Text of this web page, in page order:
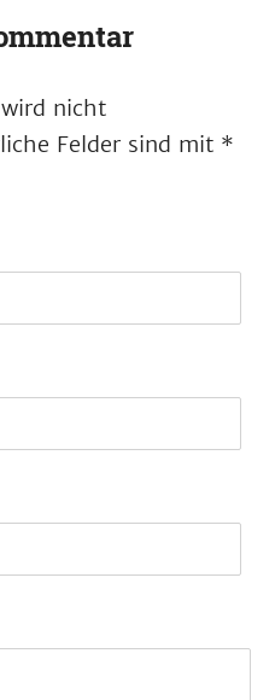
nicht
Felder sind mit *